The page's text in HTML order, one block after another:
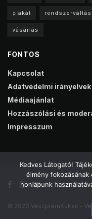
plakát rendszerváltás
vásárlás
FONTOS
Kapcsolat
Adatvédelmi irányelvek
Médiaajánlat
Hozzászólási és
Impresszum
© 2023 VeszprémKukac -
Kedves Látogató!
élmény
honlapunk